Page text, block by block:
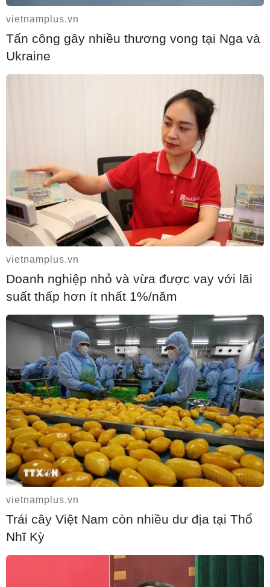
Xung đột tại Trung Đông: Iran nêu điều
kiện nối lại đàm phán với Mỹ
09/08/2026 15:11
Xung đột tại Trung Đông: Israel bác kế
hoạch giải giáp Hamas tại Dải Gaza
Iran ra điều kiện yêu cầu Mỹ rút quân,
bồi thường để mở lại eo biển Hormuz
09/08/2026 07:08
vietnamplus.vn
Tấn công gây nhiều thương vong tại Nga và
Ukraine
vietnamplus.vn
Doanh nghiệp nhỏ và vừa được vay với lãi
suất thấp hơn ít nhất 1%/năm
vietnamplus.vn
Trái cây Việt Nam còn nhiều dư địa tại Thổ
Nhĩ Kỳ